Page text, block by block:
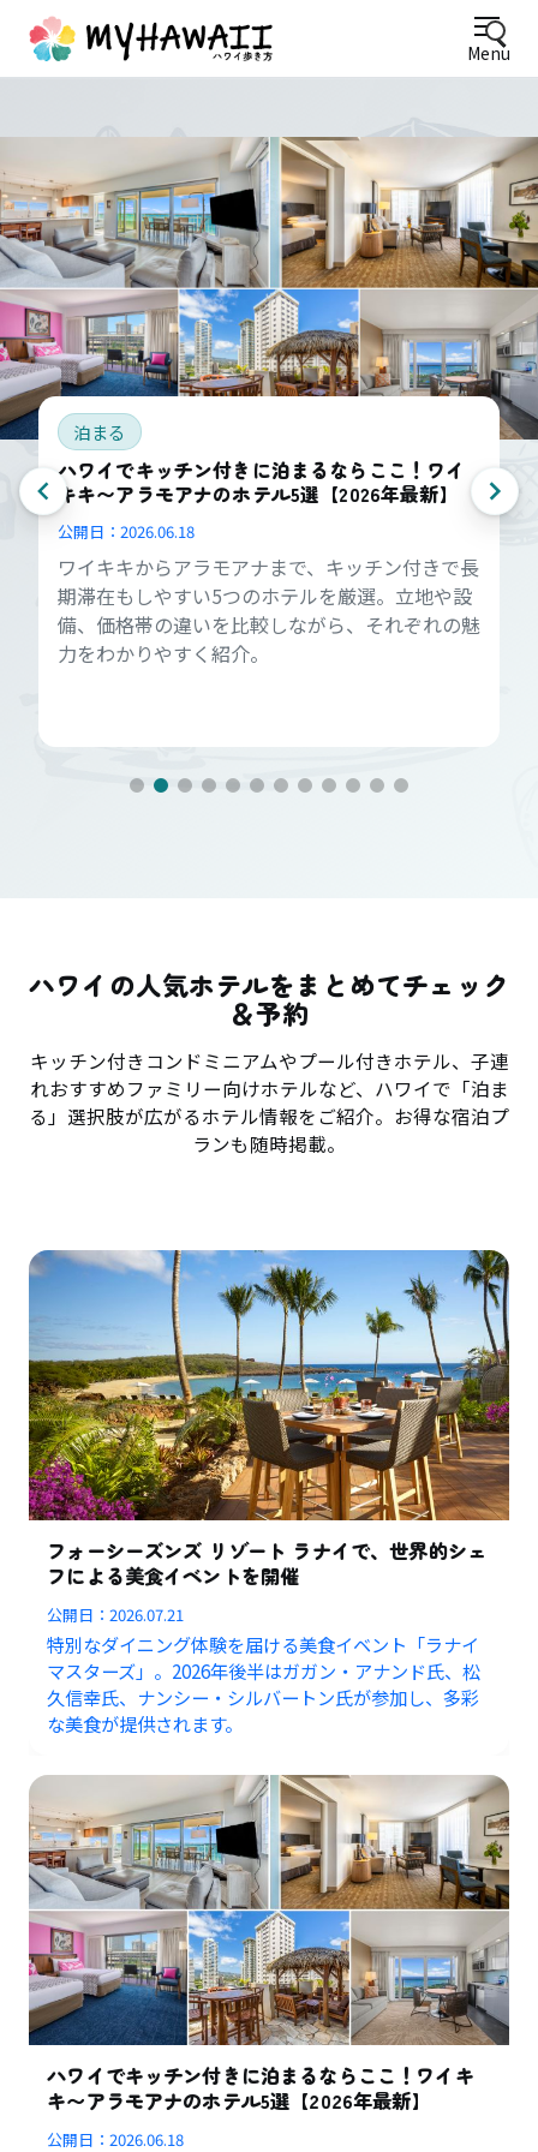
Menu
泊まる
ハワイでキッチン付きに泊まるならここ！ワイ
キキ〜アラモアナのホテル5選【2026年最新】
公開日： 2026.06.18
ワイキキからアラモアナまで、キッチン付きで長
期滞在もしやすい5つのホテルを厳選。立地や設
備、価格帯の違いを比較しながら、それぞれの魅
力をわかりやすく紹介。
ハワイの人気ホテルをまとめてチェック
＆予約
キッチン付きコンドミニアムやプール付きホテル、子連
れおすすめファミリー向けホテルなど、ハワイで「泊ま
る」選択肢が広がるホテル情報をご紹介。お得な宿泊プ
ランも随時掲載。
フォーシーズンズ リゾート ラナイで、世界的シェ
フによる美食イベントを開催
公開日：2026.07.21
特別なダイニング体験を届ける美食イベント「ラナイ
マスターズ」。2026年後半はガガン・アナンド氏、松
久信幸氏、ナンシー・シルバートン氏が参加し、多彩
な美食が提供されます。
ハワイでキッチン付きに泊まるならここ！ワイキ
キ〜アラモアナのホテル5選【2026年最新】
公開日：2026.06.18